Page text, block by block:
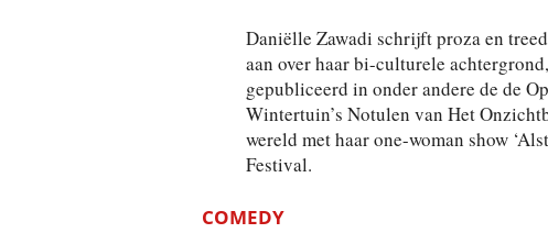
Daniëlle Zawadi schrijft proza en
aan over haar bi-culturele
gepubliceerd in onder andere de de
Wintertuin’s Notulen van Het
wereld met haar one-woman show
Festival.
COMEDY